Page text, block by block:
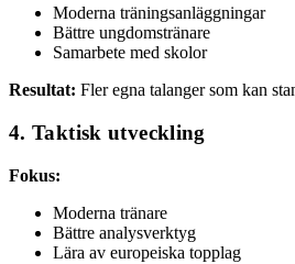
Moderna träningsanläggningar
Bättre ungdomstränare
Samarbete med skolor
Resultat: Fler egna talanger som kan
4. Taktisk utveckling
Fokus:
Moderna tränare
Bättre analysverktyg
Lära av europeiska topplag